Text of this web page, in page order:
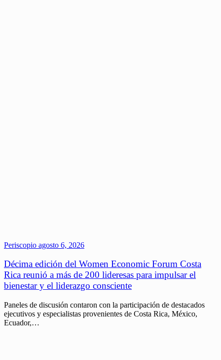
Periscopio agosto 6, 2026
Décima edición del Women Economic Forum Costa
Rica reunió a más de 200 lideresas para impulsar el
bienestar y el liderazgo consciente
Paneles de discusión contaron con la participación de destacados
ejecutivos y especialistas provenientes de Costa Rica, México,
Ecuador,…